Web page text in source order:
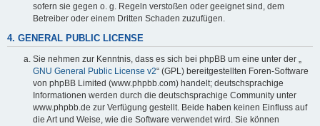
sofern sie gegen o. g. Regeln verstoßen oder geeignet sind, dem
Betreiber oder einem Dritten Schaden zuzufügen.
4. GENERAL PUBLIC LICENSE
Sie nehmen zur Kenntnis, dass es sich bei phpBB um eine unter der „
GNU General Public License v2“ (GPL) bereitgestellten Foren-Software
von phpBB Limited (www.phpbb.com) handelt; deutschsprachige
Informationen werden durch die deutschsprachige Community unter
www.phpbb.de zur Verfügung gestellt. Beide haben keinen Einfluss auf
die Art und Weise, wie die Software verwendet wird. Sie können